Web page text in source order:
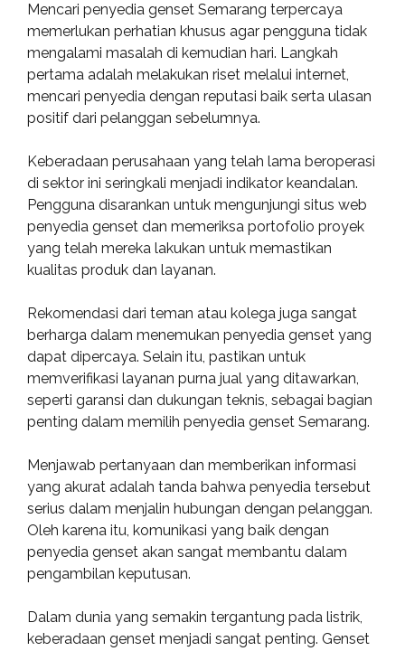
Mencari penyedia genset Semarang terpercaya
memerlukan perhatian khusus agar pengguna tidak
mengalami masalah di kemudian hari. Langkah
pertama adalah melakukan riset melalui internet,
mencari penyedia dengan reputasi baik serta ulasan
positif dari pelanggan sebelumnya.
Keberadaan perusahaan yang telah lama beroperasi
di sektor ini seringkali menjadi indikator keandalan.
Pengguna disarankan untuk mengunjungi situs web
penyedia genset dan memeriksa portofolio proyek
yang telah mereka lakukan untuk memastikan
kualitas produk dan layanan.
Rekomendasi dari teman atau kolega juga sangat
berharga dalam menemukan penyedia genset yang
dapat dipercaya. Selain itu, pastikan untuk
memverifikasi layanan purna jual yang ditawarkan,
seperti garansi dan dukungan teknis, sebagai bagian
penting dalam memilih penyedia genset Semarang.
Menjawab pertanyaan dan memberikan informasi
yang akurat adalah tanda bahwa penyedia tersebut
serius dalam menjalin hubungan dengan pelanggan.
Oleh karena itu, komunikasi yang baik dengan
penyedia genset akan sangat membantu dalam
pengambilan keputusan.
Dalam dunia yang semakin tergantung pada listrik,
keberadaan genset menjadi sangat penting. Genset